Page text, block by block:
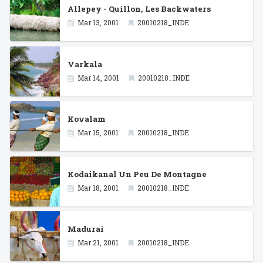
Allepey - Quillon, Les Backwaters
Mar 13, 2001 20010218_INDE
Varkala
Mar 14, 2001 20010218_INDE
Kovalam
Mar 15, 2001 20010218_INDE
Kodaikanal Un Peu De Montagne
Mar 18, 2001 20010218_INDE
Madurai
Mar 21, 2001 20010218_INDE